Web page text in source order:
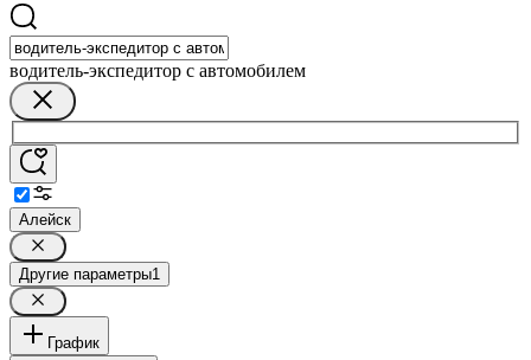
водитель-экспедитор с автомобилем
Алейск
Другие параметры1
График